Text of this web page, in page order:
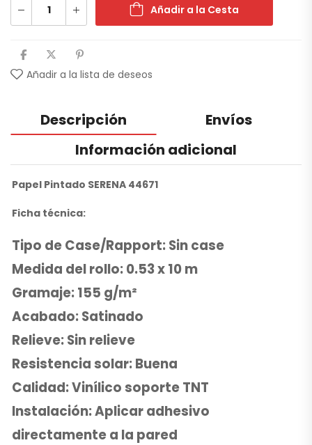
Añadir a la Cesta
Añadir a la lista de deseos
Descripción
Envíos
Información adicional
Papel Pintado SERENA 44671
Ficha técnica:
Tipo de Case/Rapport: Sin case
Medida del rollo: 0.53 x 10 m
Gramaje: 155 g/m²
Acabado: Satinado
Relieve: Sin relieve
Resistencia solar: Buena
Calidad: Vinílico soporte TNT
Instalación: Aplicar adhesivo
directamente a la pared